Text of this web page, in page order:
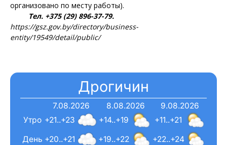
организовано по месту работы).
Тел. +375 (29) 896-37-79.
https://gsz.gov.by/directory/business-
entity/19549/detail/public/
Дрогичин
7.08.2026
+21..+23
+20..+21
8.08.2026
+14..+19
+19..+22
9.08.2026
+11..+21
+22..+24
День
Утро